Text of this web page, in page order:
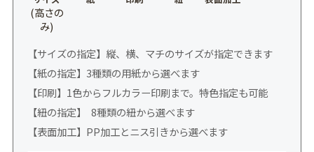
(高さの
み)
【サイズの指定】縦、横、マチのサイズが指定できます
【紙の指定】3種類の用紙から選べます
【印刷】1色からフルカラー印刷まで。特色指定も可能
【紐の指定】 8種類の紐から選べます
【表面加工】PP加工とニス引きから選べます